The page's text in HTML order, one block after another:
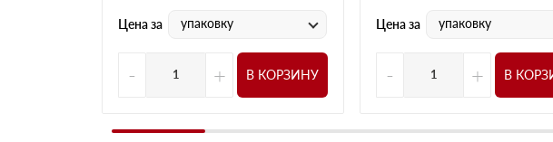
Цена за упаковку
- + В КОРЗИНУ
Цена за упаковку
- + В